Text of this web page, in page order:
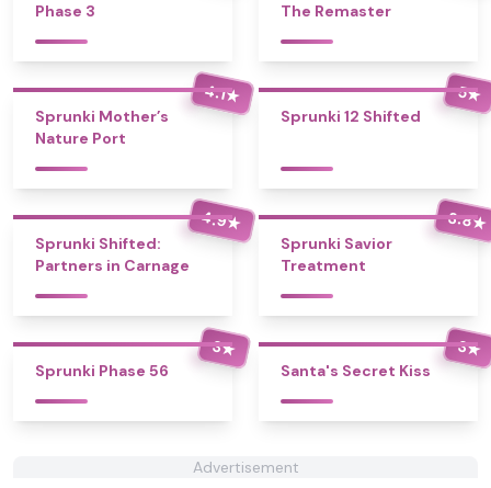
Phase 3
The Remaster
4.1★
Sprunki Mother’s
Nature Port
5★
Sprunki 12 Shifted
4.9★
Sprunki Shifted:
Partners in Carnage
3.8★
Sprunki Savior
Treatment
3★
Sprunki Phase 56
3★
Santa's Secret Kiss
Advertisement